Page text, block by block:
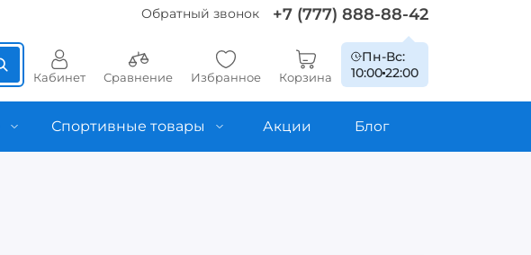
Обратный звонок +7 (777) 888-88-42
Кабинет Сравнение Избранное Корзина
Пн-Вс:
10:0022:00
Спортивные товары Акции Блог